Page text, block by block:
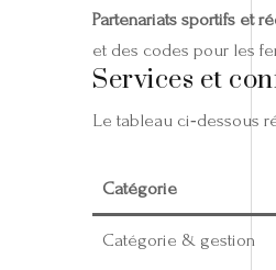
Partenariats sportifs et
et des codes pour les
Services et
Le tableau ci‑dessous
Catégorie
Catégorie & gestion